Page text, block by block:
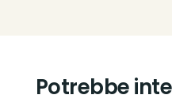
Potrebbe